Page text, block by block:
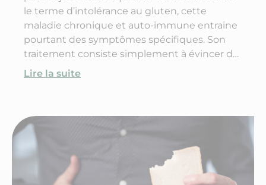
le terme d’intolérance au gluten, cette
maladie chronique et auto-immune entraine
pourtant des symptômes spécifiques. Son
traitement consiste simplement à évincer de
son alimentation les aliments qui
Lire la suite